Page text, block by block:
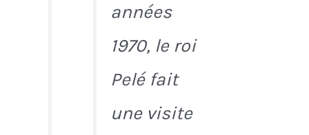
années
1970, le roi
Pelé fait
une visite